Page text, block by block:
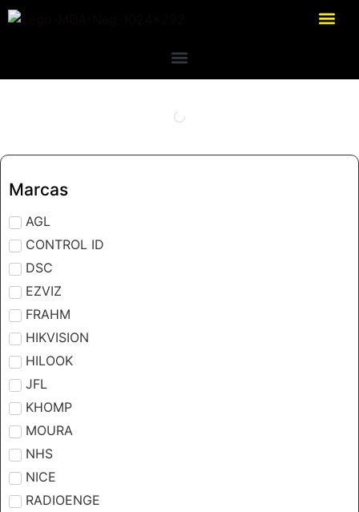
Marcas
AGL
CONTROL ID
DSC
EZVIZ
FRAHM
HIKVISION
HILOOK
JFL
KHOMP
MOURA
NHS
NICE
RADIOENGE